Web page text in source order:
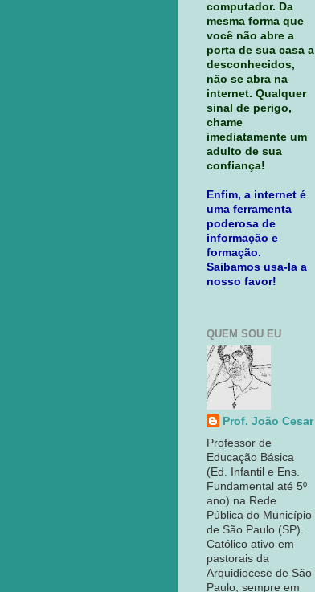
computador. Da
mesma forma que
você não abre a
porta de sua casa a
desconhecidos,
não se abra na
internet. Qualquer
sinal de perigo,
chame
imediatamente um
adulto de sua
confiança!
Enfim, a internet é
uma ferramenta
poderosa de
informação e
formação.
Saibamos usa-la a
nosso favor!
QUEM SOU EU
Prof. João Cesar
Professor de
Educação Básica
(Ed. Infantil e Ens.
Fundamental até 5º
ano) na Rede
Pública do Município
de São Paulo (SP).
Católico ativo em
pastorais da
Arquidiocese de São
Paulo, sempre em